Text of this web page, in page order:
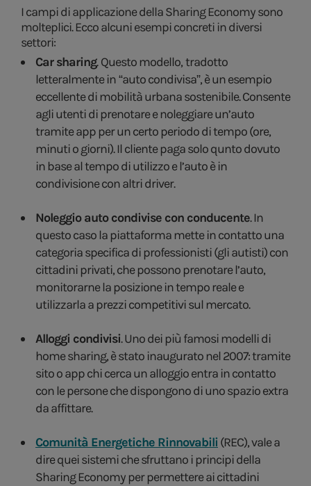
I campi di applicazione della Sharing Economy sono
molteplici. Ecco alcuni esempi concreti in diversi
settori:
Car sharing. Questo modello,tradotto
letteralmente in“auto condivisa”, è un esempio
eccellente di mobilità urbana sostenibile. Consente
agli utenti di prenotare e noleggiare un’auto
tramite app per un certo periodo di tempo (ore,
minuti o giorni). Il cliente paga solo qunto dovuto
in base al tempo di utilizzo e l’auto è in
condivisione con altri driver.
Noleggio auto condivise con conducente. In
questo caso la piattaforma mette in contatto una
categoria specifica di professionisti (gli autisti) con
cittadini privati, che possono prenotare l’auto,
monitorarne la posizione in tempo reale e
utilizzarla a prezzi competitivi sul mercato.
Alloggi condivisi. Uno dei più famosi modelli di
home sharing, è stato inaugurato nel 2007: tramite
sito o app chi cerca un alloggio entra in contatto
con le persone che dispongono di uno spazio extra
da affittare.
Comunità Energetiche Rinnovabili(REC), vale a
dire quei sistemi che sfruttano i principi della
Sharing Economy per permettere ai cittadini